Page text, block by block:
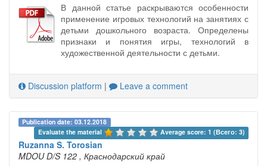
В данной статье раскрываются особенности
применение игровых технологий на занятиях с
детьми дошкольного возраста. Определены
признаки и понятия игры, технологий в
художественной деятельности с детьми.
Discussion platform | Leave a comment
Publication date: 03.12.2018
Evaluate the material
Average score: 1 (Всего: 3)
Ruzanna S. Torosian
MDOU D/S 122 , Краснодарский край